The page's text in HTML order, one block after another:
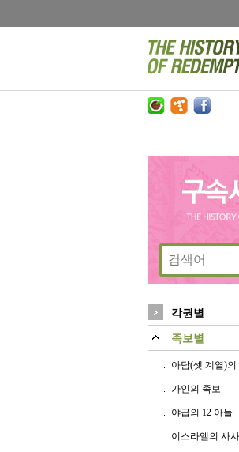
각권별
족보별
아담(셋 계열)의
가인의 족보
야곱의 12 아들
이스라엘의 사